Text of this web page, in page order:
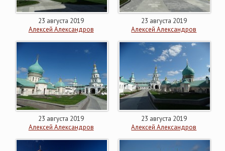
23 августа 2019
Алексей Александров
23 августа 2019
Алексей Александров
23 августа 2019
Алексей Александров
23 августа 2019
Алексей Александров